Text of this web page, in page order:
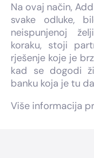
Na ovaj način,
svake odluke,
neispunjenoj
koraku, stoji
rješenje koje je
kad se dogodi
banku koja je tu
Više informacija